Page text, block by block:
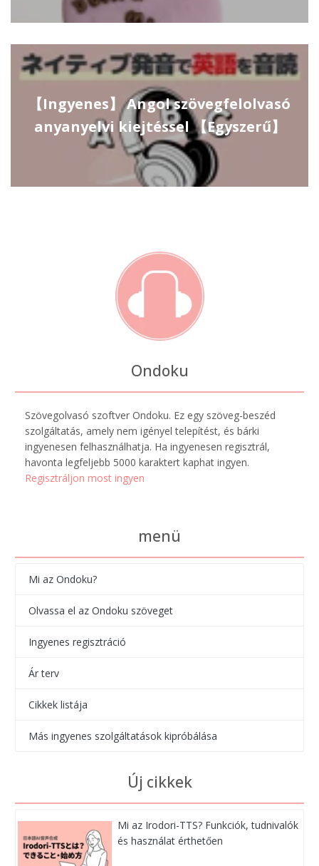
【Ingyenes】 Angol szövegfelolvasó
anyanyelvi kiejtéssel 【Egyszerű】
Ondoku
Szövegolvasó szoftver Ondoku. Ez egy szöveg-beszéd
szolgáltatás, amely nem igényel telepítést, és bárki
ingyenesen felhasználhatja. Ha ingyenesen regisztrál,
havonta legfeljebb 5000 karaktert kaphat ingyen.
Regisztráljon most ingyen
menü
Mi az Ondoku?
Olvassa el az Ondoku szöveget
Ingyenes regisztráció
Ár terv
Cikkek listája
Más ingyenes szolgáltatások kipróbálása
Új cikkek
Mi az Irodori-TTS? Funkciók, tudnivalók
és használat érthetően